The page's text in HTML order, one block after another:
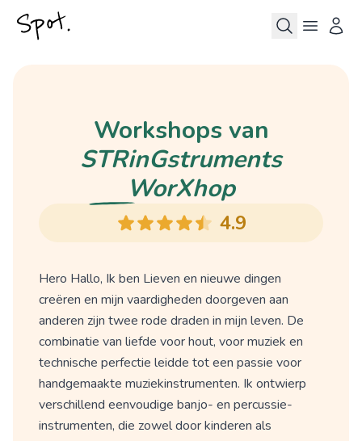
Workshops van
STRinGstruments
WorXhop
4.9
Hero Hallo, Ik ben Lieven en nieuwe dingen
creëren en mijn vaardigheden doorgeven aan
anderen zijn twee rode draden in mijn leven. De
combinatie van liefde voor hout, voor muziek en
technische perfectie leidde tot een passie voor
handgemaakte muziekinstrumenten. Ik ontwierp
verschillend eenvoudige banjo- en percussie-
instrumenten, die zowel door kinderen als